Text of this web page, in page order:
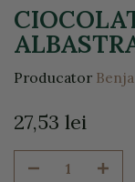
Producator
27,53 lei